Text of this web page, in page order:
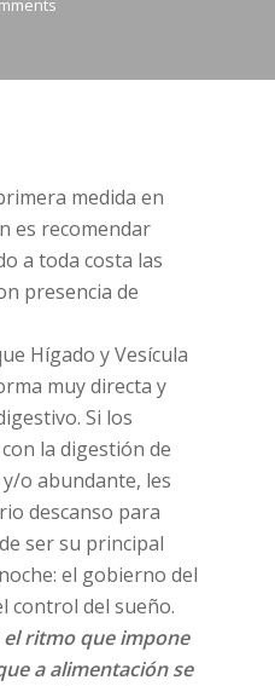
medida en
es recomendar
a toda costa las
presencia de
Hígado y Vesícula
muy directa y
Si los
la digestión de
o abundante, les
descanso para
ser su principal
el gobierno del
control del sueño.
el ritmo que impone
a alimentación se